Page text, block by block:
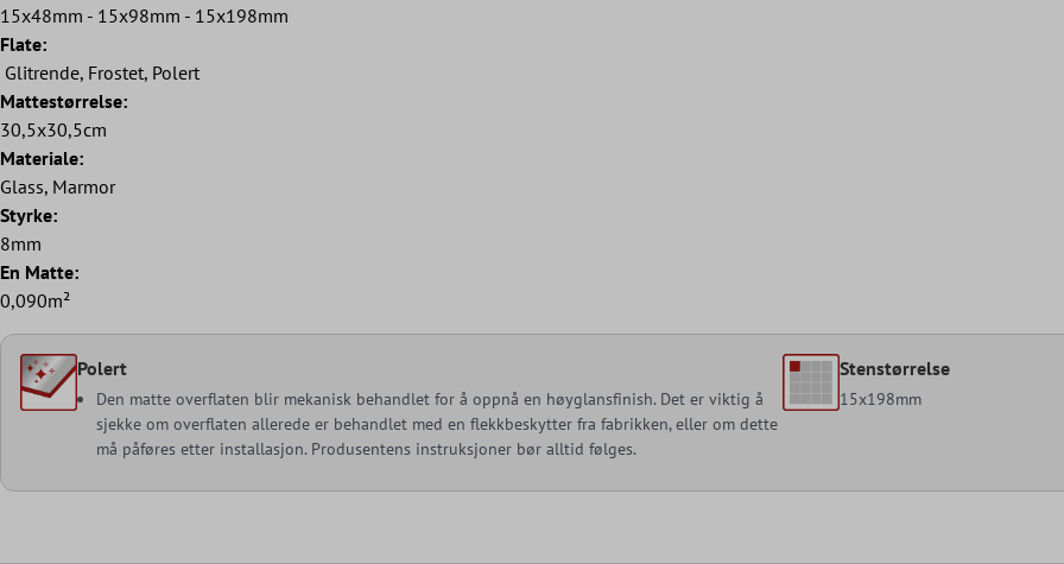
15x48mm - 15x98mm - 15x198mm
Flate:
Glitrende, Frostet, Polert
Mattestørrelse:
30,5x30,5cm
Materiale:
Glass, Marmor
Styrke:
8mm
En Matte:
0,090m²
Polert
Den matte overflaten blir mekanisk behandlet for å oppnå en høyglansfinish. Det er viktig å
sjekke om overflaten allerede er behandlet med en flekkbeskytter fra fabrikken, eller om dette
må påføres etter installasjon. Produsentens instruksjoner bør alltid følges.
Stenstørrelse
15x198mm